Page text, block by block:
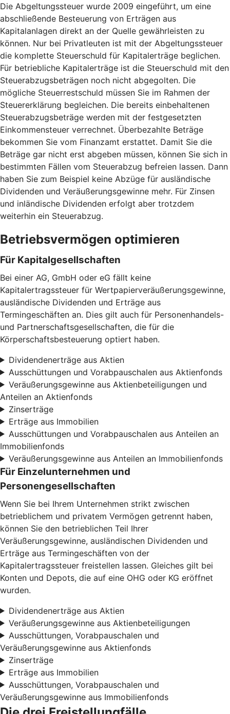
Die Abgeltungssteuer wurde 2009 eingeführt, um eine
abschließende Besteuerung von Erträgen aus
Kapitalanlagen direkt an der Quelle gewährleisten zu
können. Nur bei Privatleuten ist mit der Abgeltungssteuer
die komplette Steuerschuld für Kapitalerträge beglichen.
Für betriebliche Kapitalerträge ist die Steuerschuld mit den
Steuerabzugsbeträgen noch nicht abgegolten. Die
mögliche Steuerrestschuld müssen Sie im Rahmen der
Steuererklärung begleichen. Die bereits einbehaltenen
Steuerabzugsbeträge werden mit der festgesetzten
Einkommensteuer verrechnet. Überbezahlte Beträge
bekommen Sie vom Finanzamt erstattet. Damit Sie die
Beträge gar nicht erst abgeben müssen, können Sie sich in
bestimmten Fällen vom Steuerabzug befreien lassen. Dann
haben Sie zum Beispiel keine Abzüge für ausländische
Dividenden und Veräußerungsgewinne mehr. Für Zinsen
und inländische Dividenden erfolgt aber trotzdem
weiterhin ein Steuerabzug.
Betriebsvermögen optimieren
Für Kapitalgesellschaften
Bei einer AG, GmbH oder eG fällt keine
Kapitalertragssteuer für Wertpapierveräußerungsgewinne,
ausländische Dividenden und Erträge aus
Termingeschäften an. Dies gilt auch für Personenhandels-
und Partnerschaftsgesellschaften, die für die
Körperschaftsbesteuerung optiert haben.
Dividendenerträge aus Aktien
Ausschüttungen und Vorabpauschalen aus Aktienfonds
Veräußerungsgewinne aus Aktienbeteiligungen und
Anteilen an Aktienfonds
Zinserträge
Erträge aus Immobilien
Ausschüttungen und Vorabpauschalen aus Anteilen an
Immobilienfonds
Veräußerungsgewinne aus Anteilen an Immobilienfonds
Für Einzelunternehmen und
Personengesellschaften
Wenn Sie bei Ihrem Unternehmen strikt zwischen
betrieblichem und privatem Vermögen getrennt haben,
können Sie den betrieblichen Teil Ihrer
Veräußerungsgewinne, ausländischen Dividenden und
Erträge aus Termingeschäften von der
Kapitalertragssteuer freistellen lassen. Gleiches gilt bei
Konten und Depots, die auf eine OHG oder KG eröffnet
wurden.
Dividendenerträge aus Aktien
Veräußerungsgewinne aus Aktienbeteiligungen
Ausschüttungen, Vorabpauschalen und
Veräußerungsgewinne aus Aktienfonds
Zinserträge
Erträge aus Immobilien
Ausschüttungen, Vorabpauschalen und
Veräußerungsgewinne aus Immobilienfonds